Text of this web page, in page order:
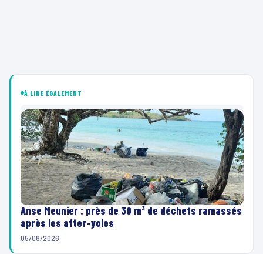
À LIRE ÉGALEMENT
Anse Meunier : près de 30 m³ de déchets ramassés
après les after-yoles
05/08/2026